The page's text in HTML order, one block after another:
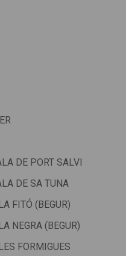
DE PORT SALVI
DE SA TUNA
FITÓ (BEGUR)
NEGRA (BEGUR)
FORMIGUES